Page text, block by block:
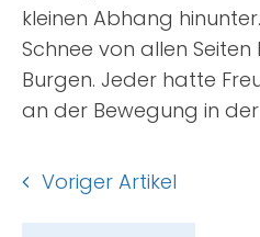
kleinen Abhang
Schnee von allen
Burgen. Jeder hatte
an der Bewegung in
Voriger Artikel